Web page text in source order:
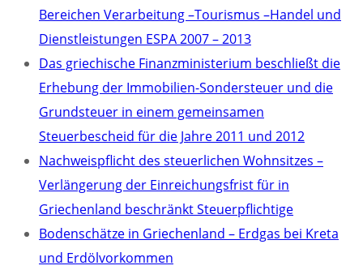
Bereichen Verarbeitung –Tourismus –Handel und
Dienstleistungen ESPA 2007 – 2013
Das griechische Finanzministerium beschließt die
Erhebung der Immobilien-Sondersteuer und die
Grundsteuer in einem gemeinsamen
Steuerbescheid für die Jahre 2011 und 2012
Nachweispflicht des steuerlichen Wohnsitzes –
Verlängerung der Einreichungsfrist für in
Griechenland beschränkt Steuerpflichtige
Bodenschätze in Griechenland – Erdgas bei Kreta
und Erdölvorkommen